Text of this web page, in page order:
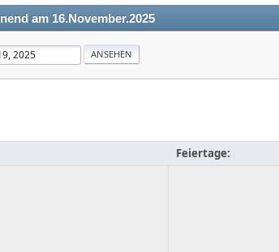
am 16.November.2025
Feiertage: